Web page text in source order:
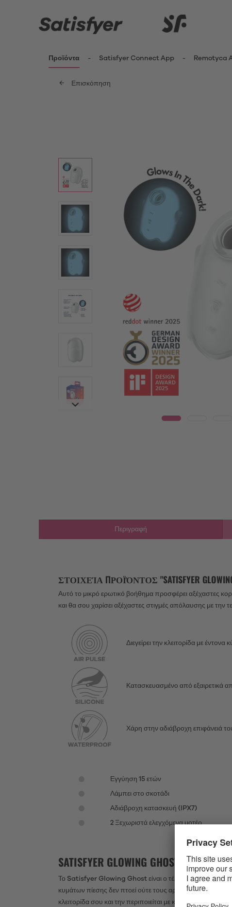
Προϊόντα Satisfyer Connect App Remotyca
Satisfyer Sets
App Toys
Ερωτικά βοηθήματα για ζευγάρια
Τεχνολογία Air Pulse
Κλειτοριδικά ερωτικά βοηθήματα
Panty
Δονητές
Επισκόπηση
Περιγραφή
ΣΤΟΙΧΕΊΑ ΠΡΟΪΌΝΤΟΣ "SATISFYER
Αυτό το μικρό ερωτικό βοήθημα προσφέρει αξέχαστες
και θα σου χαρίσει αξέχαστες στιγμές απόλαυσης με την
Διεγείρει την κλειτορίδα με
Κατασκευασμένο από εξαιρετικά
Χάρη στην αδιάβροχη επιφάνειά
Εγγύηση 15 ετών
Λάμπει στο σκοτάδι
Αδιάβροχη κατασκευή (IPX7)
2 Ξεχωριστά ελεγχόμενα μοτέρ
SATISFYER GLOWING GHOST: Ο
Το Satisfyer Glowing Ghost είναι ο τέλειος δονητής για
κυμάτων πίεσης δεν πτοεί ούτε τους αρχάριους. Χάρη
κλειτορίδα σου και την περιποιείται με καυτά κύματα